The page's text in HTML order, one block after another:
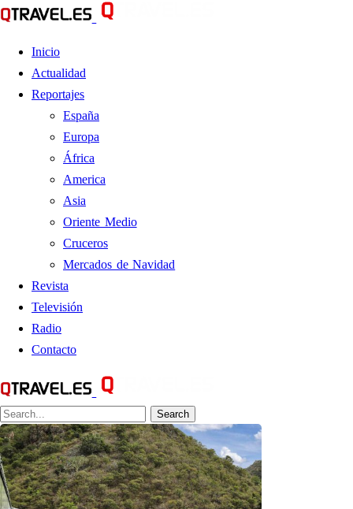
Inicio
Actualidad
Reportajes
España
Europa
África
America
Asia
Oriente Medio
Cruceros
Mercados de Navidad
Revista
Televisión
Radio
Contacto
Search